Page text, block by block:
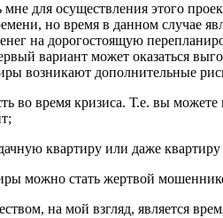
для осуществления этого
но время в данном случае
на дорогостоящую
вариант может оказаться
возникают дополнительные
во время кризиса. Т.е. вы
квартиру или даже
можно стать жертвой
на мой взгляд, является